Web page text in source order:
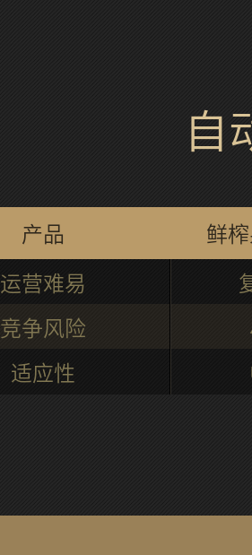
自
产品
鲜
运营难易
竞争风险
适应性